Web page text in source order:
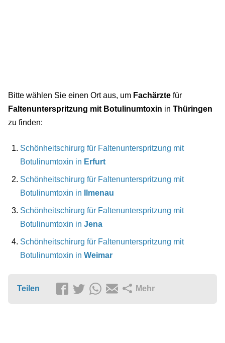
Bitte wählen Sie einen Ort aus, um Fachärzte für
Faltenunterspritzung mit Botulinumtoxin in Thüringen
zu finden:
Schönheitschirurg für Faltenunterspritzung mit
Botulinumtoxin in Erfurt
Schönheitschirurg für Faltenunterspritzung mit
Botulinumtoxin in
Ilmenau
Schönheitschirurg für Faltenunterspritzung mit
Botulinumtoxin in Jena
Schönheitschirurg für Faltenunterspritzung mit
Botulinumtoxin in Weimar
Teilen Mehr